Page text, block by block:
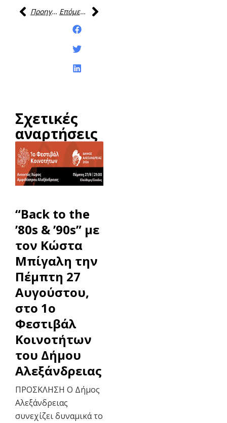
Προηγούμενη
Επόμενη
Σχετικές
αναρτήσεις
“Back to the
’80s & ’90s” με
τον Κώστα
Μπίγαλη την
Πέμπτη 27
Αυγούστου,
στο 1ο
Φεστιβάλ
Κοινοτήτων
του Δήμου
Αλεξάνδρειας
ΠΡΟΣΚΛΗΣΗ Ο Δήμος
Αλεξάνδρειας
συνεχίζει δυναμικά το